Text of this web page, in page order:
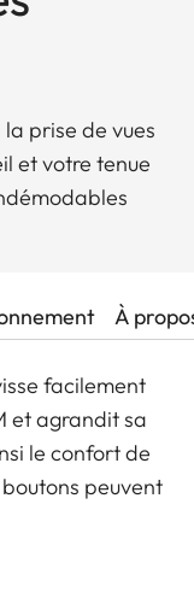
prise de vues
et votre tenue
À
facilement
et agrandit sa
le confort de
peuvent
sur un
en